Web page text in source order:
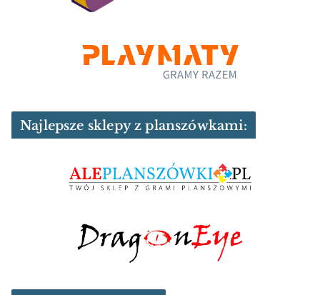
Najlepsze sklepy z planszówkami: